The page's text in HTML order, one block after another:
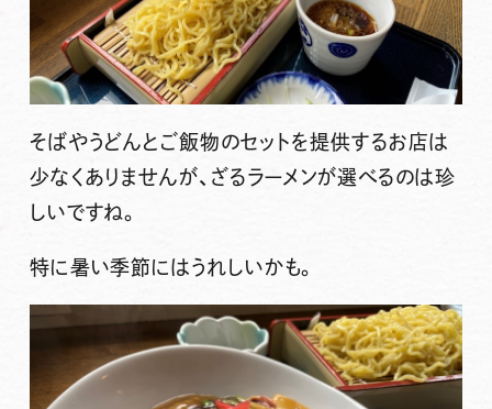
そばやうどんとご飯物のセットを提供するお店は
少なくありませんが、ざるラーメンが選べるのは珍
しいですね。
特に暑い季節にはうれしいかも。